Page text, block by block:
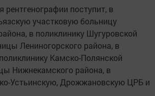
рентгенографии поступит, в
участковую больницу
в поликлинику Шугуровской
Лениногорского района, в
Камско-Полянской
Нижнекамского района, в
Устьинскую, Дрожжановскую ЦРБ и